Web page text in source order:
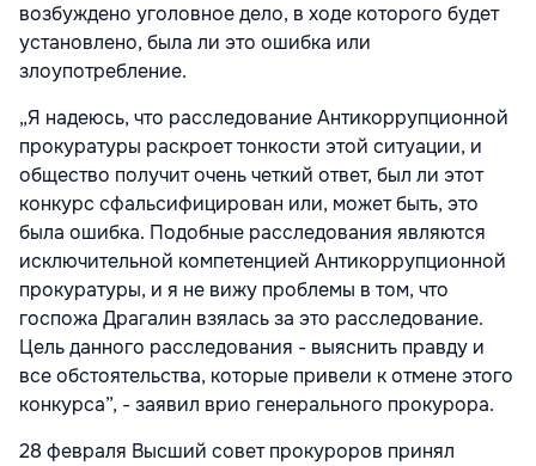
возбуждено уголовное дело, в ходе которого будет
установлено, была ли это ошибка или
злоупотребление.
„Я надеюсь, что расследование Антикоррупционной
прокуратуры раскроет тонкости этой ситуации, и
общество получит очень четкий ответ, был ли этот
конкурс сфальсифицирован или, может быть, это
была ошибка. Подобные расследования являются
исключительной компетенцией Антикоррупционной
прокуратуры, и я не вижу проблемы в том, что
госпожа Драгалин взялась за это расследование.
Цель данного расследования - выяснить правду и
все обстоятельства, которые привели к отмене этого
конкурса”, - заявил врио генерального прокурора.
28 февраля Высший совет прокуроров принял